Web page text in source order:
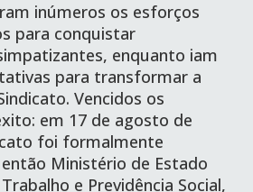
inúmeros os esforços
para conquistar
enquanto iam
para transformar a
Vencidos os
em 17 de agosto de
foi formalmente
Ministério de Estado
e Previdência Social,